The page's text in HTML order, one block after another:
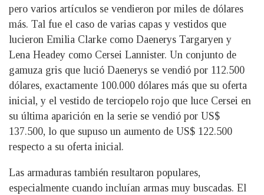
pero varios artículos se vendieron por miles de dólares
más. Tal fue el caso de varias capas y vestidos que
lucieron Emilia Clarke como Daenerys Targaryen y
Lena Headey como Cersei Lannister. Un conjunto de
gamuza gris que lució Daenerys se vendió por 112.500
dólares, exactamente 100.000 dólares más que su oferta
inicial, y el vestido de terciopelo rojo que luce Cersei en
su última aparición en la serie se vendió por US$
137.500, lo que supuso un aumento de US$ 122.500
respecto a su oferta inicial.
Las armaduras también resultaron populares,
especialmente cuando incluían armas muy buscadas. El